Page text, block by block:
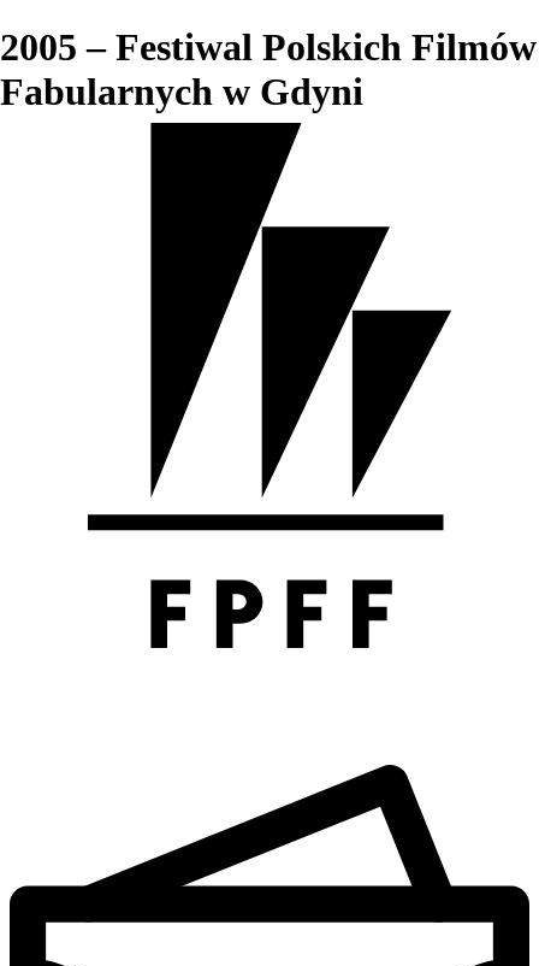
2005 – Festiwal Polskich Filmów
Fabularnych w Gdyni